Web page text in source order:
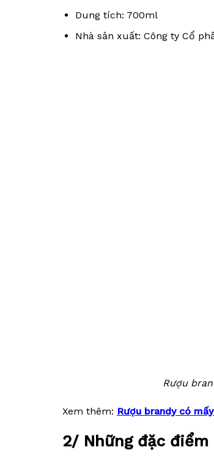
Dung tích: 700ml
Nhà sản xuất: Công ty Cổ
Rượu
Xem thêm: Rượu brandy có
2/ Những đặc